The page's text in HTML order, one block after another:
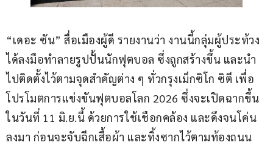
“เดอะ ซัน” สื่อเมืองผู้ดี รายงานว่า งานนี้กลุ่มผู้ประท้วง
ได้ลงมือทำลายรูปปั้นนักฟุตบอล ซึ่งถูกสร้างขึ้น และนำ
ไปติดตั้งไว้ตามจุดสำคัญต่าง ๆ ทั่วกรุงเม็กซิโก ซิตี เพื่อ
โปรโมตการแข่งขันฟุตบอลโลก 2026 ซึ่งจะเปิดฉากขึ้น
ในวันที่ 11 มิ.ย.นี้ ด้วยการใช้เชือกคล้อง และดึงจนโค่น
ลงมา ก่อนจะจับฉีกเสื้อผ้า และทิ้งซากไว้ตามท้องถนน